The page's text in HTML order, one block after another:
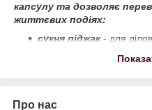
капсулу та дозволяє
життєвих подіях:
сукня піджак- для
сукня з довгим
Про нас